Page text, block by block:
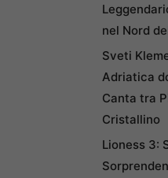
nel Nord
Sveti
Adriatica
Canta tra
Cristallino
Lioness 3: